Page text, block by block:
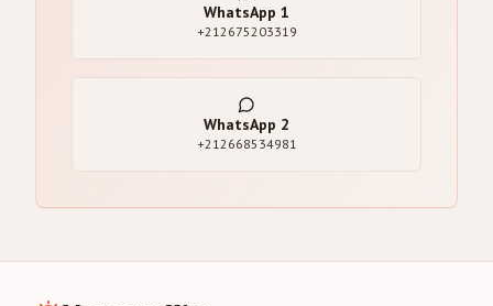
WhatsApp 1
+212675203319
WhatsApp 2
+212668534981